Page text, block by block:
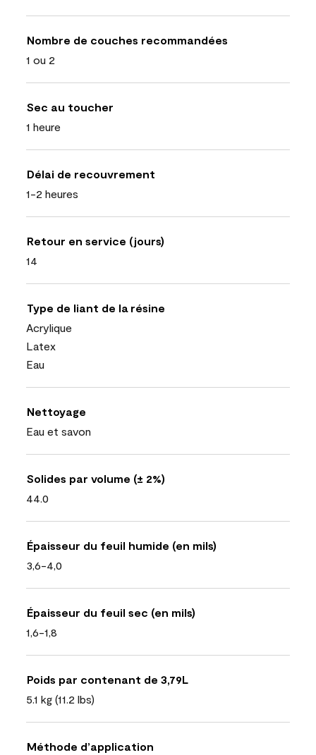
Nombre de couches recommandées
1 ou 2
Sec au toucher
1 heure
Délai de recouvrement
1-2 heures
Retour en service (jours)
14
Type de liant de la résine
Acrylique
Latex
Eau
Nettoyage
Eau et savon
Solides par volume (± 2%)
44.0
Épaisseur du feuil humide (en mils)
3,6-4,0
Épaisseur du feuil sec (en mils)
1,6-1,8
Poids par contenant de 3,79L
5.1 kg (11.2 lbs)
Méthode d’application